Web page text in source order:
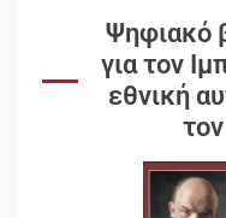
Ψηφιακό
για τον
εθνική